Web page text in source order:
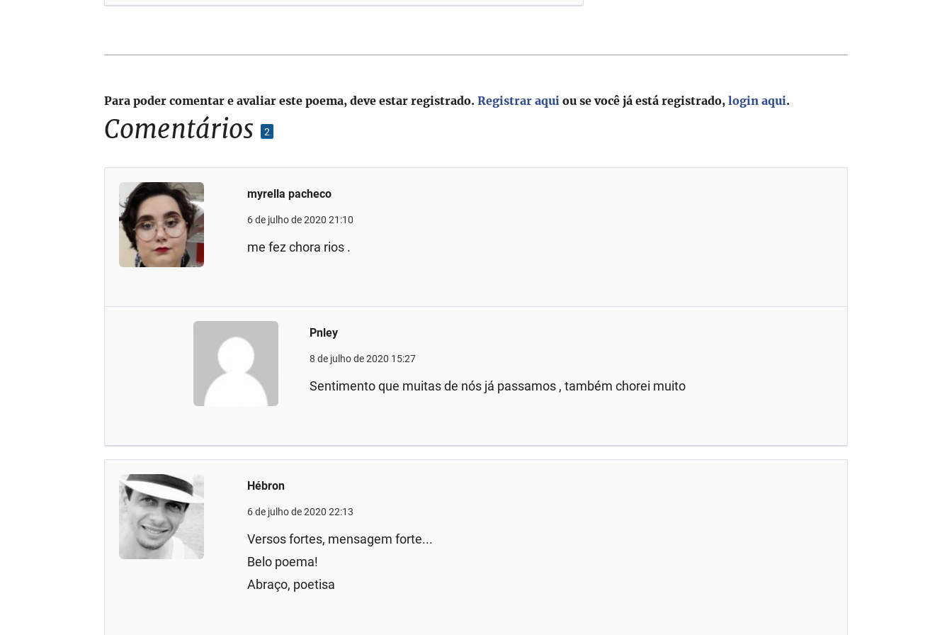
Comentários 2
myrella pacheco
6 de julho de 2020 21:10
me fez chora rios .
Pnley
8 de julho de 2020 15:27
Sentimento que muitas de nós já passamos , também chorei muito
Hébron
6 de julho de 2020 22:13
Versos fortes, mensagem forte...
Belo poema!
Abraço, poetisa
Para poder comentar e avaliar este poema, deve estar registrado.Registrar aqui ou se você já está registrado,login aqui.